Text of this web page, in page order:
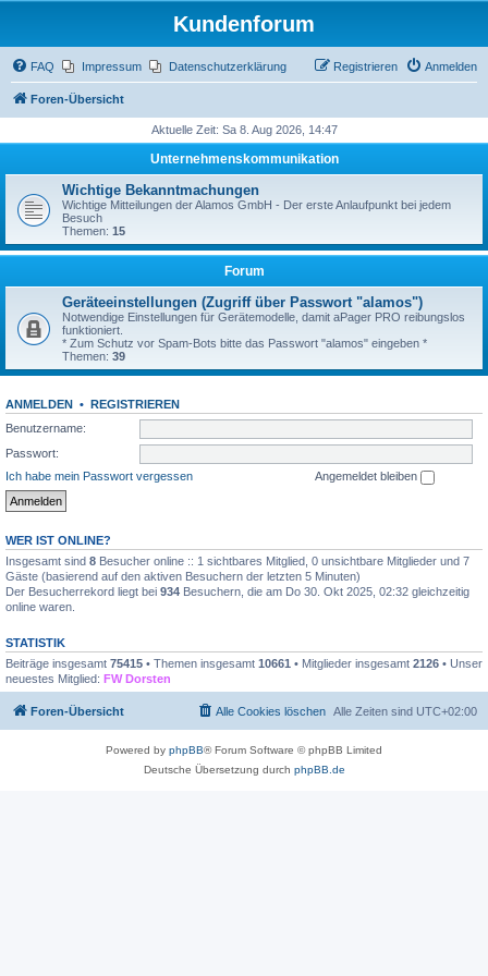
Kundenforum
FAQ Impressum Datenschutzerklärung Anmelden
Registrieren
Foren-Übersicht
Aktuelle Zeit: Sa 8. Aug 2026, 14:47
Unternehmenskommunikation
Wichtige Bekanntmachungen
Wichtige Mitteilungen der Alamos GmbH - Der erste Anlaufpunkt bei jedem
Besuch
Themen: 15
Forum
Geräteeinstellungen (Zugriff über Passwort "alamos")
Notwendige Einstellungen für Gerätemodelle, damit aPager PRO reibungslos
funktioniert.
* Zum Schutz vor Spam-Bots bitte das Passwort "alamos" eingeben *
Themen: 39
ANMELDEN • REGISTRIEREN
Benutzername:
Passwort:
Ich habe mein Passwort vergessen
Angemeldet bleiben
WER IST ONLINE?
Insgesamt sind 8 Besucher online :: 1 sichtbares Mitglied, 0 unsichtbare Mitglieder und 7
Gäste (basierend auf den aktiven Besuchern der letzten 5 Minuten)
Der Besucherrekord liegt bei 934 Besuchern, die am Do 30. Okt 2025, 02:32 gleichzeitig
online waren.
STATISTIK
Beiträge insgesamt 75415 • Themen insgesamt 10661 • Mitglieder insgesamt 2126 • Unser
neuestes Mitglied: FW Dorsten
Foren-Übersicht Alle Zeiten sind UTC+02:00
Alle Cookies löschen
Powered by phpBB® Forum Software © phpBB Limited
Deutsche Übersetzung durch phpBB.de